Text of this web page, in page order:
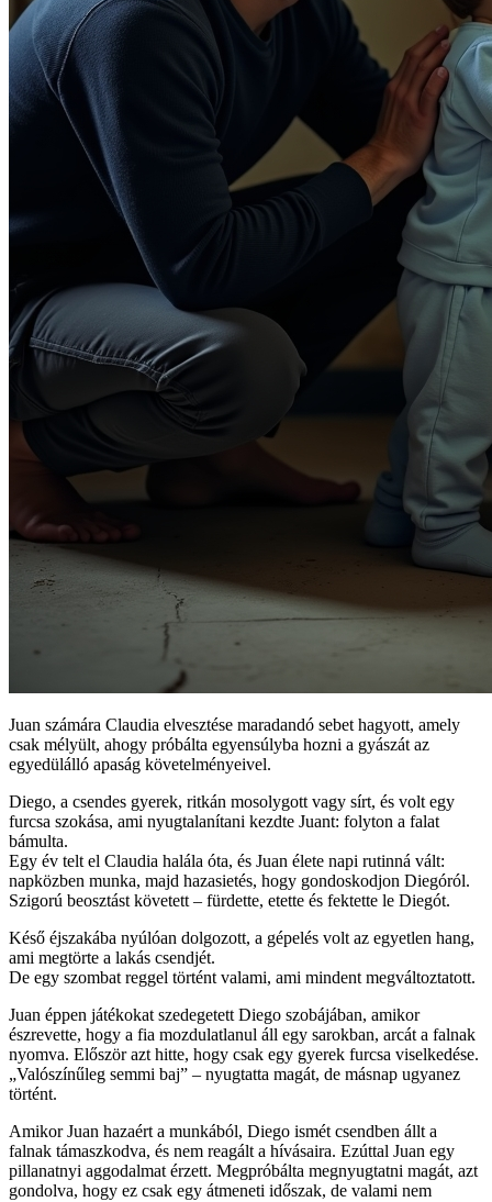
Juan számára Claudia elvesztése maradandó sebet hagyott, amely
csak mélyült, ahogy próbálta egyensúlyba hozni a gyászát az
egyedülálló apaság követelményeivel.
Diego, a csendes gyerek, ritkán mosolygott vagy sírt, és volt egy
furcsa szokása, ami nyugtalanítani kezdte Juant: folyton a falat
bámulta.
Egy év telt el Claudia halála óta, és Juan élete napi rutinná vált:
napközben munka, majd hazasietés, hogy gondoskodjon Diegóról.
Szigorú beosztást követett – fürdette, etette és fektette le Diegót.
Késő éjszakába nyúlóan dolgozott, a gépelés volt az egyetlen hang,
ami megtörte a lakás csendjét.
De egy szombat reggel történt valami, ami mindent megváltoztatott.
Juan éppen játékokat szedegetett Diego szobájában, amikor
észrevette, hogy a fia mozdulatlanul áll egy sarokban, arcát a falnak
nyomva. Először azt hitte, hogy csak egy gyerek furcsa viselkedése.
„Valószínűleg semmi baj” – nyugtatta magát, de másnap ugyanez
történt.
Amikor Juan hazaért a munkából, Diego ismét csendben állt a
falnak támaszkodva, és nem reagált a hívásaira. Ezúttal Juan egy
pillanatnyi aggodalmat érzett. Megpróbálta megnyugtatni magát, azt
gondolva, hogy ez csak egy átmeneti időszak, de valami nem